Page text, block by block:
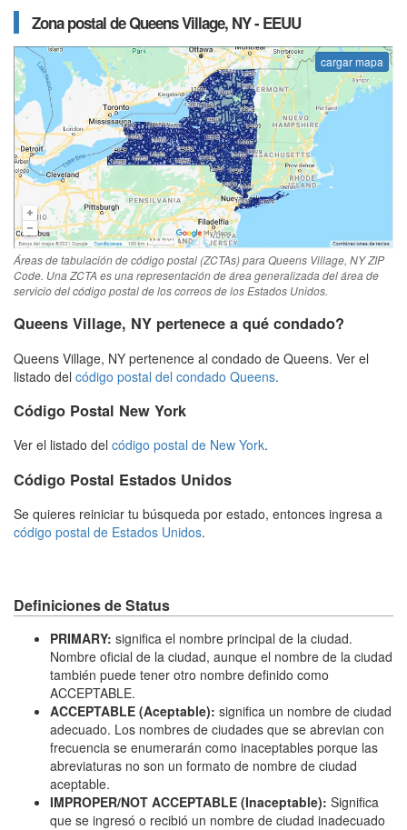
Zona postal de Queens Village, NY - EEUU
cargar mapa
Áreas de tabulación de código postal (ZCTAs) para Queens Village, NY ZIP
Code. Una ZCTA es una representación de área generalizada del área de
servicio del código postal de los correos de los Estados Unidos.
Queens Village, NY pertenece a qué condado?
Queens Village, NY pertenence al condado de Queens. Ver el
listado del código postal del condado Queens.
Código Postal New York
Ver el listado del código postal de New York.
Código Postal Estados Unidos
Se quieres reiniciar tu búsqueda por estado, entonces ingresa a
código postal de Estados Unidos.
Definiciones de Status
PRIMARY: significa el nombre principal de la ciudad.
Nombre oficial de la ciudad, aunque el nombre de la ciudad
también puede tener otro nombre definido como
ACCEPTABLE.
ACCEPTABLE (Aceptable): significa un nombre de ciudad
adecuado. Los nombres de ciudades que se abrevian con
frecuencia se enumerarán como inaceptables porque las
abreviaturas no son un formato de nombre de ciudad
aceptable.
IMPROPER/NOT ACCEPTABLE (Inaceptable): Significa
que se ingresó o recibió un nombre de ciudad inadecuado